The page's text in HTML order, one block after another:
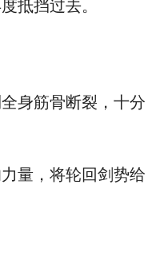
抵挡过去。
身筋骨断裂，十分
量，将轮回剑势给